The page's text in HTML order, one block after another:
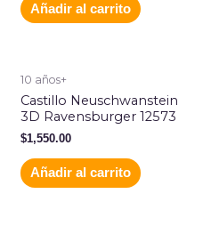
Añadir al carrito
10 años+
Castillo Neuschwanstein
3D Ravensburger 12573
$1,550.00
Añadir al carrito